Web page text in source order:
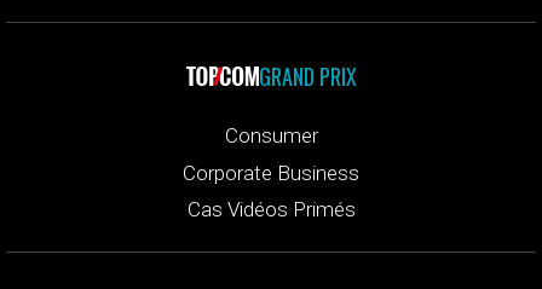
GRAND PRIX
Consumer
Corporate Business
Cas Vidéos Primés